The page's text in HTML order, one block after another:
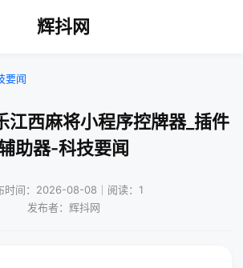
辉抖网
要闻
江西麻将小程序控牌器_插件
助器-科技要闻
时间：2026-08-08｜阅读：1
发布者：辉抖网